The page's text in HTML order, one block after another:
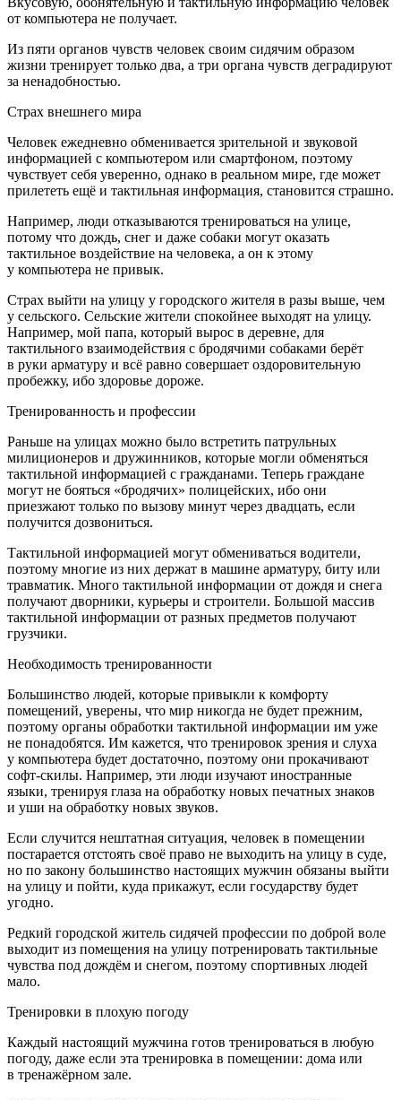
от компьютера не получает.
Из пяти органов чувств человек своим сидячим образом
жизни тренирует только два, а три органа чувств деградируют
за ненадобностью.
Страх внешнего мира
Человек ежедневно обменивается зрительной и звуковой
информацией с компьютером или смартфоном, поэтому
чувствует себя уверенно, однако в реальном мире, где может
прилететь ещё и тактильная информация, становится страшно.
Например, люди отказываются тренироваться на улице,
потому что дождь, снег и даже собаки могут оказать
тактильное воздействие на человека, а он к этому
у компьютера не привык.
Страх выйти на улицу у городского жителя в разы выше, чем
у сельского. Сельские жители спокойнее выходят на улицу.
Например, мой папа, который вырос в деревне, для
тактильного взаимодействия с бродячими собаками берёт
в руки арматуру и всё равно совершает оздоровительную
пробежку, ибо здоровье дороже.
Тренированность и профессии
Раньше на улицах можно было встретить патрульных
милиционеров и дружинников, которые могли обменяться
тактильной информацией с гражданами. Теперь граждане
могут не бояться «бродячих» полицейских, ибо они
приезжают только по вызову минут через двадцать, если
получится дозвониться.
Тактильной информацией могут обмениваться водители,
поэтому многие из них держат в машине арматуру, биту или
травматик. Много тактильной информации от дождя и снега
получают дворники, курьеры и строители. Большой массив
тактильной информации от разных предметов получают
грузчики.
Необходимость тренированности
Большинство людей, которые привыкли к комфорту
помещений, уверены, что мир никогда не будет прежним,
поэтому органы обработки тактильной информации им уже
не понадобятся. Им кажется, что тренировок зрения и слуха
у компьютера будет достаточно, поэтому они прокачивают
софт-скилы. Например, эти люди изучают иностранные
языки, тренируя глаза на обработку новых печатных знаков
и уши на обработку новых звуков.
Если случится нештатная ситуация, человек в помещении
постарается отстоять своё право не выходить на улицу в суде,
но по закону большинство настоящих мужчин обязаны выйти
на улицу и пойти, куда прикажут, если государству будет
угодно.
Редкий городской житель сидячей профессии по доброй воле
выходит из помещения на улицу потренировать тактильные
чувства под дождём и снегом, поэтому спортивных людей
мало.
Тренировки в плохую погоду
Каждый настоящий мужчина готов тренироваться в любую
погоду, даже если эта тренировка в помещении: дома или
в тренажёрном зале.